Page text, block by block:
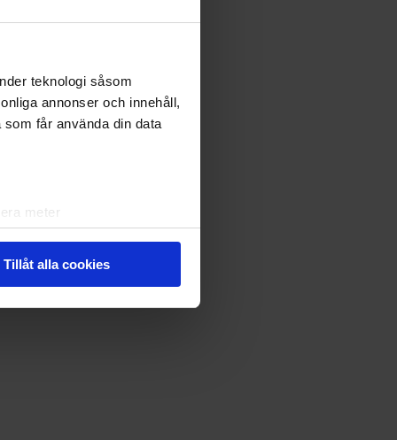
teknologi såsom
annonser och innehåll,
får använda din data
meter
. Du kan ändra
Tillåt alla cookies